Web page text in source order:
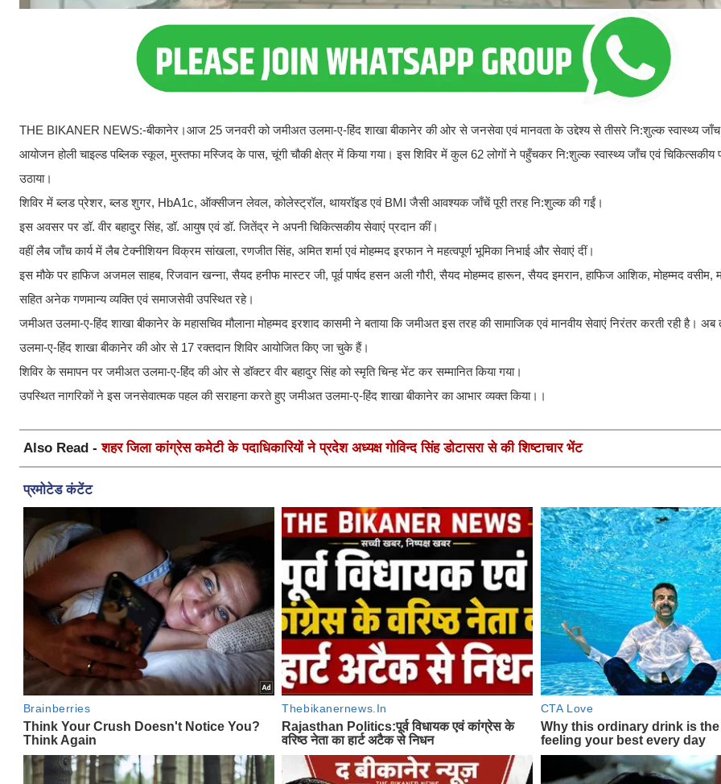
THE BIKANER NEWS:-बीकानेर।आज 25 जनवरी को जमीअत उलमा-ए-हिंद शाखा बीकानेर की ओर से जनसेवा एवं मानवता के उद्देश्य से तीसरे नि:शुल्क स्वास्थ्य जाँच
आयोजन होली चाइल्ड पब्लिक स्कूल, मुस्तफा मस्जिद के पास, चूंगी चौकी क्षेत्र में किया गया। इस शिविर में कुल 62 लोगों ने पहुँचकर नि:शुल्क स्वास्थ्य जाँच एवं चिकित्सकीय
उठाया।
शिविर में ब्लड प्रेशर, ब्लड शुगर, HbA1c, ऑक्सीजन लेवल, कोलेस्ट्रॉल, थायरॉइड एवं BMI जैसी आवश्यक जाँचें पूरी तरह नि:शुल्क की गईं।
इस अवसर पर डॉ. वीर बहादुर सिंह, डॉ. आयुष एवं डॉ. जितेंद्र ने अपनी चिकित्सकीय सेवाएं प्रदान कीं।
वहीं लैब जाँच कार्य में लैब टेक्नीशियन विक्रम सांखला, रणजीत सिंह, अमित शर्मा एवं मोहम्मद इरफान ने महत्वपूर्ण भूमिका निभाई और सेवाएं दीं।
इस मौके पर हाफिज अजमल साहब, रिजवान खन्ना, सैयद हनीफ मास्टर जी, पूर्व पार्षद हसन अली गौरी, सैयद मोहम्मद हारून, सैयद इमरान, हाफिज आशिक, मोहम्मद वसीम,
सहित अनेक गणमान्य व्यक्ति एवं समाजसेवी उपस्थित रहे।
जमीअत उलमा-ए-हिंद शाखा बीकानेर के महासचिव मौलाना मोहम्मद इरशाद कासमी ने बताया कि जमीअत इस तरह की सामाजिक एवं मानवीय सेवाएं निरंतर करती रही है।
उलमा-ए-हिंद शाखा बीकानेर की ओर से 17 रक्तदान शिविर आयोजित किए जा चुके हैं।
शिविर के समापन पर जमीअत उलमा-ए-हिंद की ओर से डॉक्टर वीर बहादुर सिंह को स्मृति चिन्ह भेंट कर सम्मानित किया गया।
उपस्थित नागरिकों ने इस जनसेवात्मक पहल की सराहना करते हुए जमीअत उलमा-ए-हिंद शाखा बीकानेर का आभार व्यक्त किया।।
Also Read -शहर जिला कांग्रेस कमेटी के पदाधिकारियों ने प्रदेश अध्यक्ष गोविन्द सिंह डोटासरा से की शिष्टाचार भेंट